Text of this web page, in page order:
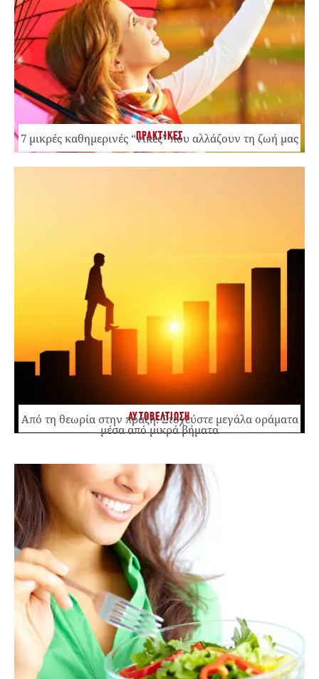
ΠΡΑΚΤΙΚΕΣ
7 μικρές καθημερινές “νίκες” που αλλάζουν τη ζωή μας
ΑΥΤΟΒΕΛΤΙΩΣΗ
Από τη θεωρία στην πράξη: Στοχεύστε μεγάλα οράματα
μέσα από μικρά βήματα